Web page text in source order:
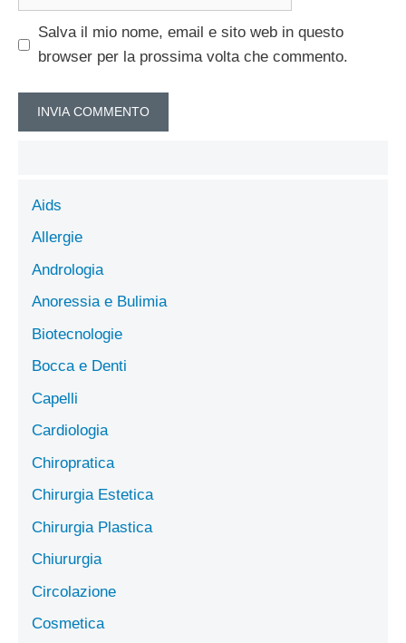
Salva il mio nome, email e sito web in questo
browser per la prossima volta che commento.
Aids
Allergie
Andrologia
Anoressia e Bulimia
Biotecnologie
Bocca e Denti
Capelli
Cardiologia
Chiropratica
Chirurgia Estetica
Chirurgia Plastica
Chiururgia
Circolazione
Cosmetica